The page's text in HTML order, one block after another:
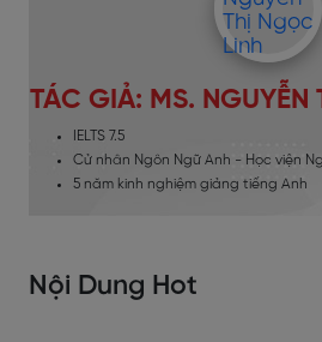
TÁC GIẢ: MS. NGUYỄN
IELTS 7.5
Cử nhân Ngôn Ngữ Anh - Học viện
5 năm kinh nghiệm giảng tiếng Anh
Nội Dung Hot